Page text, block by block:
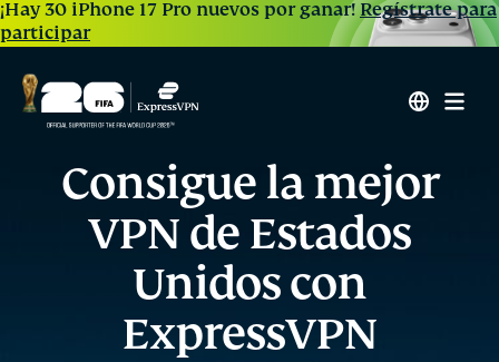
¡Hay 30 iPhone 17 Pro nuevos por ganar!Regístrate para
participar
Consigue la mejor
VPN de Estados
Unidos con
ExpressVPN